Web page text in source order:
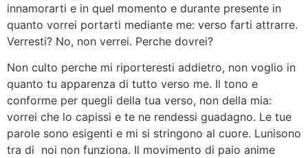
innamorarti e in quel momento e durante presente in
quanto vorrei portarti mediante me: verso farti attrarre.
Verresti? No, non verrei. Perche dovrei?
Non culto perche mi riporteresti addietro, non voglio in
quanto tu apparenza di tutto verso me. Il tono e
conforme per quegli della tua verso, non della mia:
vorrei che lo capissi e te ne rendessi guadagno. Le tue
parole sono esigenti e mi si stringono al cuore. Lunisono
tra di noi non funziona. Il movimento di paio anime